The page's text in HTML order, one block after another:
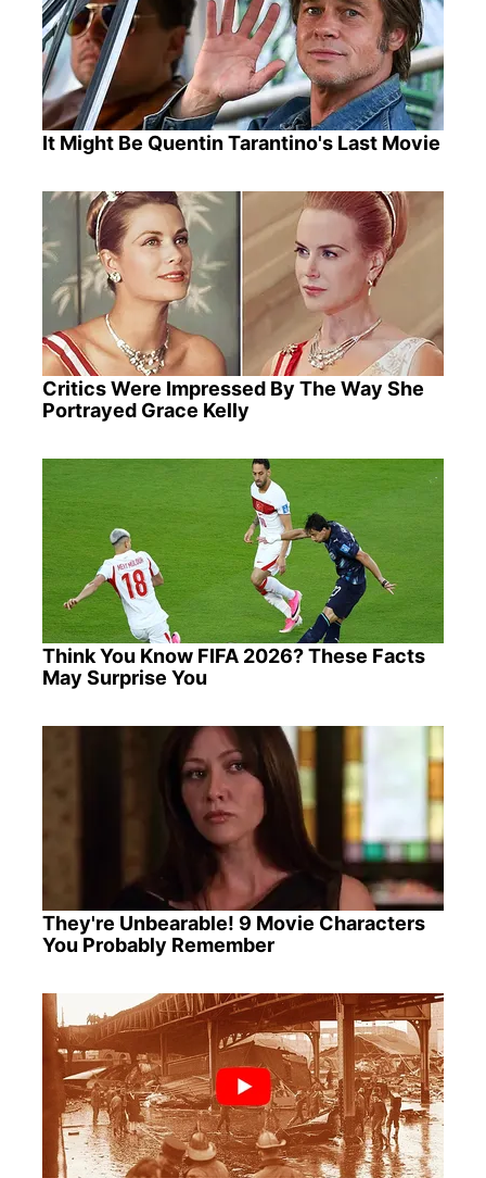
It Might Be Quentin Tarantino's Last Movie
Critics Were Impressed By The Way She
Portrayed Grace Kelly
Think You Know FIFA 2026? These Facts
May Surprise You
They're Unbearable! 9 Movie Characters
You Probably Remember